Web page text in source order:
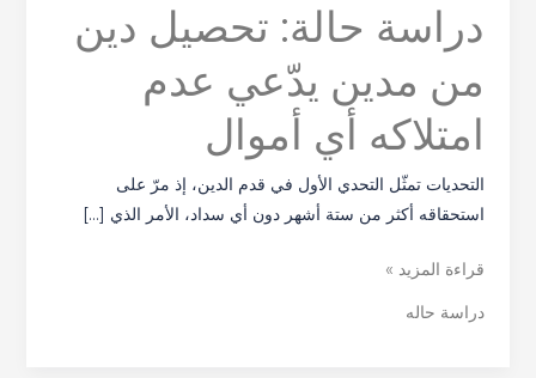
دراسة حالة: تحصيل دين
من مدين يدّعي عدم
امتلاكه أي أموال
التحديات تمثّل التحدي الأول في قدم الدين، إذ مرّ على
استحقاقه أكثر من ستة أشهر دون أي سداد، الأمر الذي […]
قراءة المزيد »
دراسة حاله